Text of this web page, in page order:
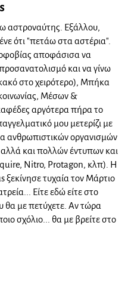
αστροναύτης. Εξάλλου,
ότι "πετάω στα αστέρια".
αποφάσισα να
και να γίνω
στο χειρότερο), Μπήκα
Μέσων &
αργότερα πήρα το
μου μετερίζι με
ανθρωπιστικών οργανισμών
και πολλών έντυπων και
Nitro, Protagon, κλπ). Η
τυχαία τον Μάρτιο
Είτε εδώ είτε στο
θα με πετύχετε. Αν τώρα
σχόλιο... θα με βρείτε στο